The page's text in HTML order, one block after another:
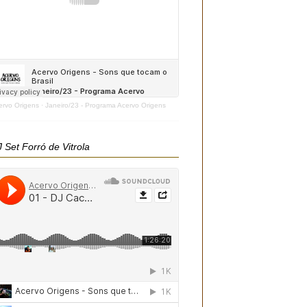
Origens · Janeiro/23 - Programa Acervo Origens
Set Forró de Vitrola